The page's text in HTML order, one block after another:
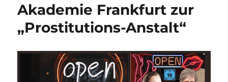
Akademie Frankfurt zur
„Prostitutions-Anstalt“